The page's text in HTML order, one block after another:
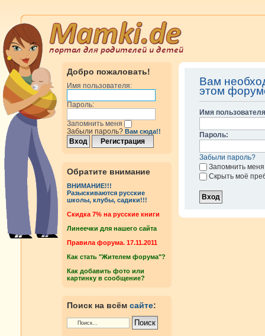
Добро пожаловать!
Имя пользователя:
Пароль:
Запомнить меня
Забыли пароль? Вам сюда!!
Обратите внимание
ВНИМАНИЕ!!!
Разыскиваются русские
школы, клубы, садики!!!
Cкидка 7% на русские книги
Линеечки для нашего сайта
Правила форума. 17.11.2011
Как стать "Жителем форума"?
Как добавить фото или
картинку в сообщение?
Поиск на всём сайте:
Вам
этом
Имя
Пароль:
Забыли пароль?
Запомнить меня
Скрыть моё